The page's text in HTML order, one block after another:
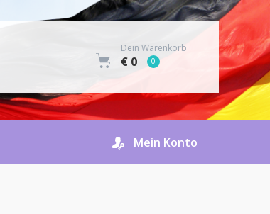
Dein Warenkorb
€ 0 0
Mein Konto